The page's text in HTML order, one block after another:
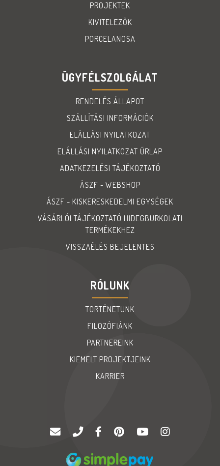
PROJEKTEK
KIVITELEZŐK
PORCELANOSA
ÜGYFÉLSZOLGÁLAT
RENDELÉS ÁLLAPOT
SZÁLLÍTÁSI INFORMÁCIÓK
ELÁLLÁSI NYILATKOZAT
ELÁLLÁSI NYILATKOZAT ŰRLAP
ADATKEZELÉSI TÁJÉKOZTATÓ
ÁSZF - WEBSHOP
ÁSZF - KISKERESKEDELMI EGYSÉGEK
VÁSÁRLÓI TÁJÉKOZTATÓ HIDEGBURKOLATI
TERMÉKEKHEZ
VISSZAÉLÉS BEJELENTES
RÓLUNK
TÖRTÉNETÜNK
FILOZÓFIÁNK
PARTNEREINK
KIEMELT PROJEKTJEINK
KARRIER